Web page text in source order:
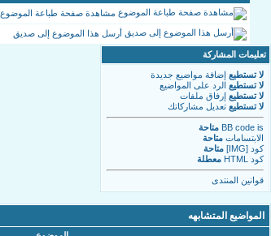
مشاهدة صفحة طباعة الموضوع
أرسل هذا الموضوع إلى صديق
تعليمات المشاركة
لا تستطيع إضافة مواضيع جديدة
لا تستطيع الرد على المواضيع
لا تستطيع إرفاق ملفات
لا تستطيع تعديل مشاركاتك
BB code is
متاحة
الابتسامات متاحة
كود [IMG]
متاحة
كود HTML
معطلة
قوانين المنتدى
المواضيع المتشابهه